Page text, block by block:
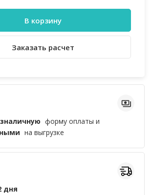
В корзину
Заказать расчет
форму оплаты и
на выгрузке
дня